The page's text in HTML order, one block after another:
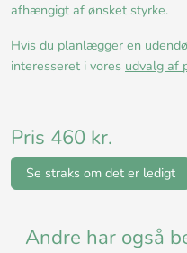
afhængigt af ønsket styrke.
Hvis du planlægger en
interesseret i vores udvalg af
Pris 460 kr.
Se straks om det er ledigt
Andre har også